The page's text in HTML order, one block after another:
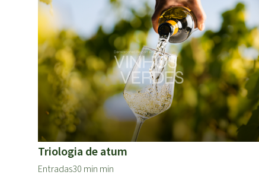
Triologia de atum
Entradas30 min min